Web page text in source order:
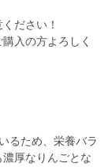
ださい！
入の方よろしく
るため、栄養バラ
厚なりんごとな